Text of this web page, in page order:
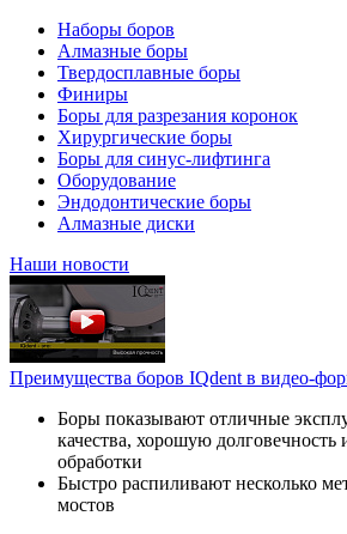
Наборы боров
Алмазные боры
Твердосплавные боры
Финиры
Боры для разрезания коронок
Хирургические боры
Боры для синус-лифтинга
Оборудование
Эндодонтические боры
Алмазные диски
Наши новости
Преимущества боров IQdent в видео-
Боры показывают отличные
качества, хорошую
обработки
Быстро распиливают несколько
мостов